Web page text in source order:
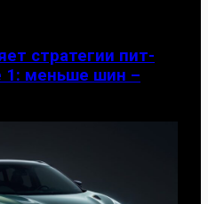
стратегии пит-
1: меньше шин –